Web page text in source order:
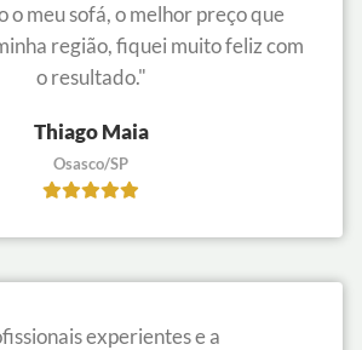
o meu sofá, o melhor preço que
região, fiquei muito feliz com
o resultado."
Thiago Maia
Osasco/SP
experientes e a